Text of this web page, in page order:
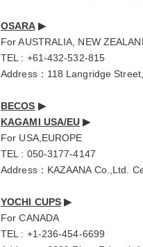
OSARA▶︎
For AUSTRALIA, NEW
TEL : +61-432-532-815
Address：118 Langridge
BECOS ▶︎
KAGAMI USA/EU ▶︎
For USA,EUROPE
TEL : 050-3177-4147
Address：KAZAANA Co.,Ltd.
YOCHI CUPS ▶︎
For CANADA
TEL : +1-236-454-6699